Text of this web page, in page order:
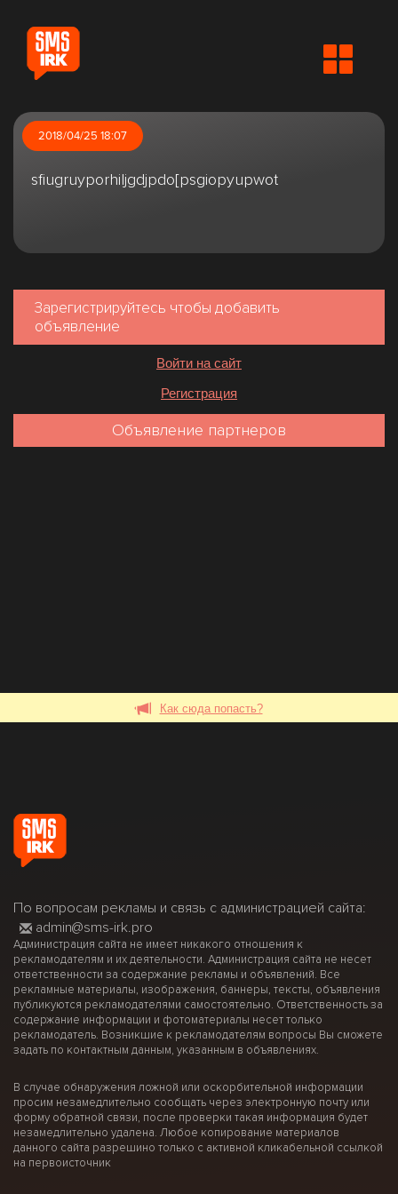
2018/04/25 18:07
sfiugruyporhiljgdjpdo[psgiopyupwot
Зарегистрируйтесь чтобы добавить
объявление
Войти на сайт
Регистрация
Объявление партнеров
Как сюда попасть?
По вопросам рекламы и связь с администрацией сайта:
admin@sms-irk.pro
Администрация сайта не имеет никакого отношения к
рекламодателям и их деятельности. Администрация сайта не несет
ответственности за содержание рекламы и объявлений. Все
рекламные материалы, изображения, баннеры, тексты, объявления
публикуются рекламодателями самостоятельно. Ответственность за
содержание информации и фотоматериалы несет только
рекламодатель. Возникшие к рекламодателям вопросы Вы сможете
задать по контактным данным, указанным в объявлениях.
В случае обнаружения ложной или оскорбительной информации
просим незамедлительно сообщать через электронную почту или
форму обратной связи, после проверки такая информация будет
незамедлительно удалена. Любое копирование материалов
данного сайта разрешино только с активной кликабельной ссылкой
на первоисточник